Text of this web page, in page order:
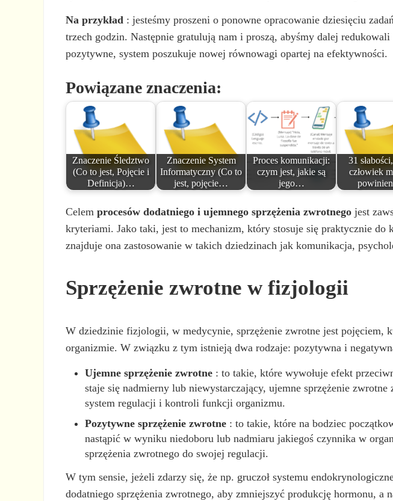
Na przykład : jesteśmy proszeni o ponowne opracowanie dziesięciu
trzech godzin. Następnie gratulują nam i proszą, abyśmy dalej
pozytywne, system poszukuje nowej równowagi opartej na efektywności.
Powiązane znaczenia:
Znaczenie Śledztwo
(Co to jest, Pojęcie i
Definicja)…
Znaczenie System
Informatyczny (Co to
jest, pojęcie…
Proces komunikacji:
czym jest, jakie są
jego…
31
człowiek
Celemprocesów dodatniego i ujemnego sprzężenia zwrotnego jest
kryteriami. Jako taki, jest to mechanizm, który stosuje się praktycznie
znajduje ona zastosowanie w takich dziedzinach jak komunikacja,
Sprzężenie zwrotne w fizjologii
W dziedzinie fizjologii, w medycynie, sprzężenie zwrotne jest pojęciem,
organizmie. W związku z tym istnieją dwa rodzaje: pozytywna i
Ujemne sprzężenie zwrotne: to takie, które wywołuje efekt
staje się nadmierny lub niewystarczający, ujemne sprzężenie
system regulacji i kontroli funkcji organizmu.
Pozytywne sprzężenie zwrotne: to takie, które na bodziec
nastąpić w wyniku niedoboru lub nadmiaru jakiegoś czynnika w
sprzężenia zwrotnego do swojej regulacji.
W tym sensie, jeżeli zdarzy się, że np. gruczoł systemu
dodatniego sprzężenia zwrotnego, aby zmniejszyć produkcję hormonu,